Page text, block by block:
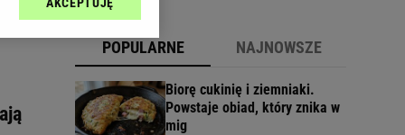
POPULARNE NAJNOWSZE
Biorę cukinię i ziemniaki.
Powstaje obiad, który znika w
mig
sp. z o.o., jej
danych poprzez
Zmiana ustawień